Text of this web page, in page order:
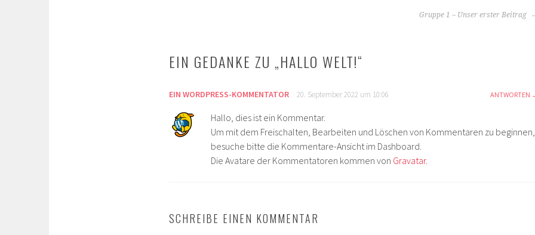
Gruppe 1 – Unser erster Beitrag
EIN GEDANKE ZU „HALLO WELT!“
EIN WORDPRESS-KOMMENTATOR 20. September 2022 um 10:06 ANTWORTEN
Hallo, dies ist ein Kommentar.
Um mit dem Freischalten, Bearbeiten und Löschen von Kommentaren zu beginnen,
besuche bitte die Kommentare-Ansicht im Dashboard.
Die Avatare der Kommentatoren kommen von Gravatar.
SCHREIBE EINEN KOMMENTAR